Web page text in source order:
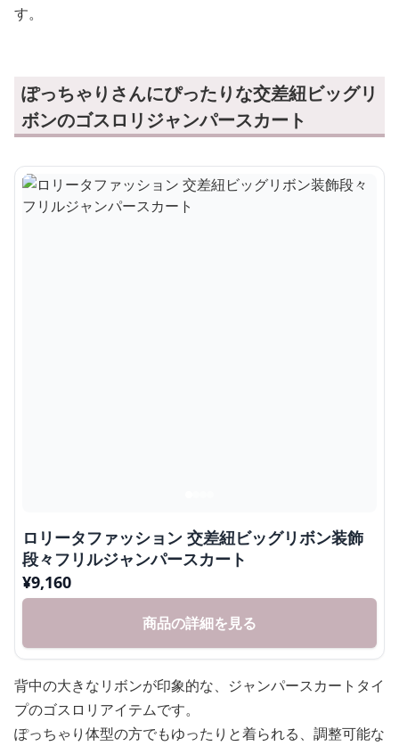
す。
ぽっちゃりさんにぴったりな交差紐ビッグリ
ボンのゴスロリジャンパースカート
ロリータファッション 交差紐ビッグリボン装飾
段々フリルジャンパースカート
¥9,160
商品の詳細を見る
背中の大きなリボンが印象的な、ジャンパースカートタイ
プのゴスロリアイテムです。
ぽっちゃり体型の方でもゆったりと着られる、調整可能な